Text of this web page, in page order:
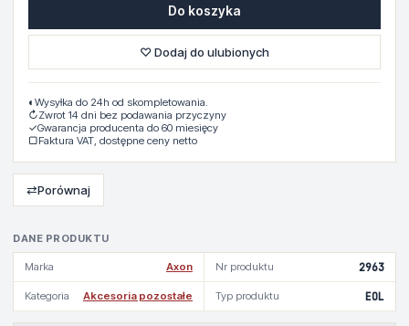
DANE PRODUKTU
Marka Axon Nr produktu 2963
Kategoria Akcesoria pozostałe Typ produktu EOL
Do koszyka
♡ Dodaj do ulubionych
◐ Wysyłka do 24h od skompletowania.
↻Zwrot 14 dni bez podawania przyczyny
✓Gwarancja producenta do 60 miesięcy
▢Faktura VAT, dostępne ceny netto
⇄Porównaj